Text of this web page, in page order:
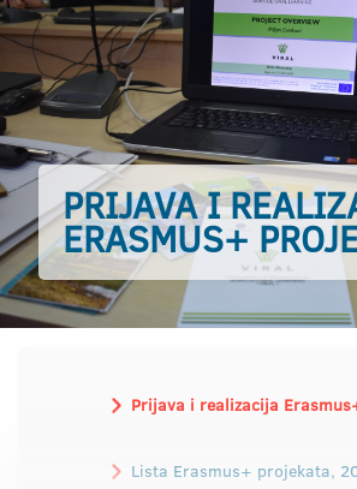
PRIJAVA I
ERASMUS+
Prijava i realizacija
Lista Erasmus+ projekata,